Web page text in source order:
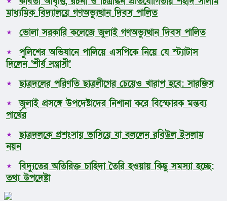
মাধ্যমিক বিদ্যালয়ে গণঅভ্যুত্থান দিবস পালিত
ভোলা সরকারি কলেজে জুলাই গণঅভ্যুত্থান দিবস পালিত
পুলিশের অভিযানে পালিয়ে এসপিকে নিয়ে যে স্ট্যাটাস
দিলেন ‘শীর্ষ সন্ত্রাসী’
ছাত্রদলের পরিণতি ছাত্রলীগের চেয়েও খারাপ হবে: সারজিস
জুলাই প্রসঙ্গে উপদেষ্টাদের নিশানা করে বিস্ফোরক মন্তব্য
পার্থের
ছাত্রদলকে প্রশংসায় ভাসিয়ে যা বললেন রবিউল ইসলাম
নয়ন
বিদ্যুতের অতিরিক্ত চাহিদা তৈরি হওয়ায় কিছু সমস্যা হচ্ছে:
তথ্য উপদেষ্টা